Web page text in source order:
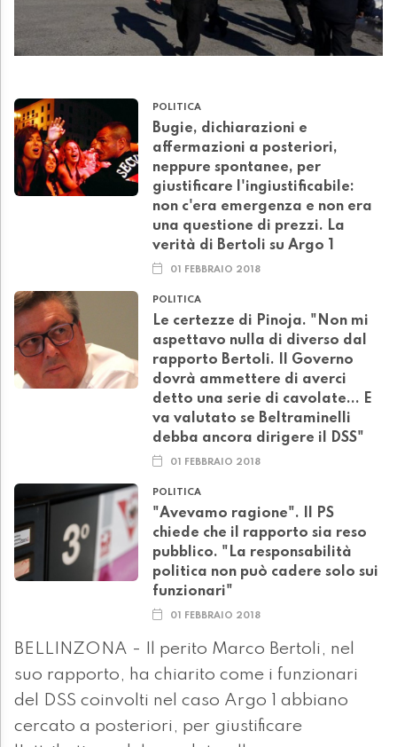
POLITICA
Bugie, dichiarazioni e
affermazioni a posteriori,
neppure spontanee, per
giustificare l'ingiustificabile:
non c'era emergenza e non era
una questione di prezzi. La
verità di Bertoli su Argo 1
01 FEBBRAIO 2018
POLITICA
Le certezze di Pinoja. "Non mi
aspettavo nulla di diverso dal
rapporto Bertoli. Il Governo
dovrà ammettere di averci
detto una serie di cavolate... E
va valutato se Beltraminelli
debba ancora dirigere il DSS"
01 FEBBRAIO 2018
POLITICA
"Avevamo ragione". Il PS
chiede che il rapporto sia reso
pubblico. "La responsabilità
politica non può cadere solo sui
funzionari"
01 FEBBRAIO 2018
BELLINZONA - Il perito Marco Bertoli, nel
suo rapporto, ha chiarito come i funzionari
del DSS coinvolti nel caso Argo 1 abbiano
cercato a posteriori, per giustificare